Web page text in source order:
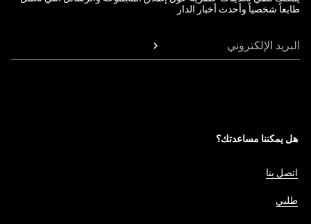
طابعاً شخصياً وأحدث أخبار الدار.
البريد الإلكتروني
هل يمكننا مساعدتك؟
اتصل بنا
طلبي